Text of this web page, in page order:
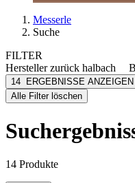
Messerle
Suche
FILTER
Herstellerzurück halbach
Halbach
[e] one
3M
mehr anzeigen
14
ERGEBNISSE ANZEIGEN
Alle Filter löschen
14 Produkte